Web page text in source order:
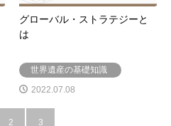
グローバル・ストラテジーと
は
世界遺産の基礎知識
2022.07.08
2 3